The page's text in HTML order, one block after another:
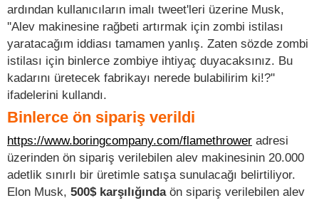
ardından kullanıcıların imalı tweet'leri üzerine Musk,
''Alev makinesine rağbeti artırmak için zombi istilası
yaratacağım iddiası tamamen yanlış. Zaten sözde zombi
istilası için binlerce zombiye ihtiyaç duyacaksınız. Bu
kadarını üretecek fabrikayı nerede bulabilirim ki!?''
ifadelerini kullandı.
Binlerce ön sipariş verildi
https://www.boringcompany.com/flamethrower adresi
üzerinden ön sipariş verilebilen alev makinesinin 20.000
adetlik sınırlı bir üretimle satışa sunulacağı belirtiliyor.
Elon Musk, 500$ karşılığındaön sipariş verilebilen alev